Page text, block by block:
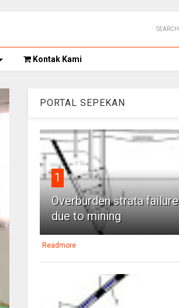
SEARCH
Kontak Kami
PORTAL SEPEKAN
1
Overburden strata failure
due to mining
Readmore